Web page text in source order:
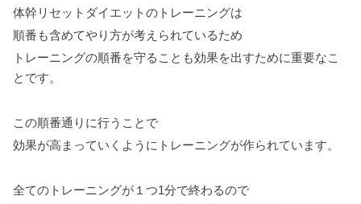
体幹リセットダイエットのトレーニングは
順番も含めてやり方が考えられているため
トレーニングの順番を守ることも効果を出すために重要なこ
とです。
この順番通りに行うことで
効果が高まっていくようにトレーニングが作られています。
全てのトレーニングが１つ1分で終わるので